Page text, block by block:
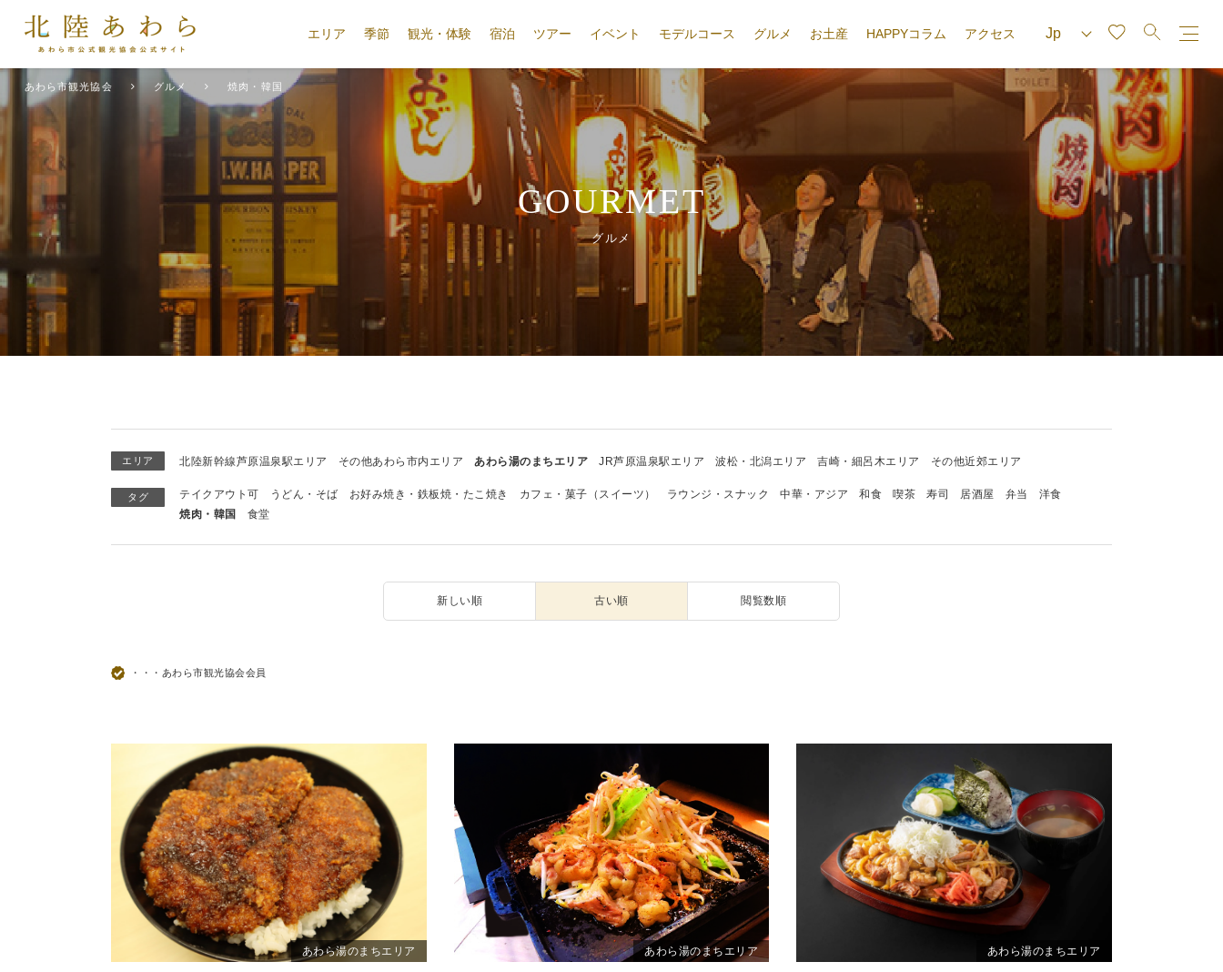
エリア 季節 観光・体験 宿泊 ツアー イベント モデルコース グルメ お土産 HAPPYコラム アクセス
あわら市観光協会 グルメ 焼肉・韓国
GOURMET
グルメ
エリア 北陸新幹線芦原温泉駅エリア その他あわら市内エリア あわら湯のまちエリア JR芦原温泉駅エリア 波松・北潟エリア 吉崎・細呂木エリア その他近郊エリア
タグ テイクアウト可 うどん・そば お好み焼き・鉄板焼・たこ焼き カフェ・菓子（スイーツ） ラウンジ・スナック 中華・アジア 和食 喫茶 寿司 居酒屋 弁当
洋食
焼肉・韓国
食堂
新しい順 古い順 閲覧数順
・・・あわら市観光協会会員
あわら湯のまちエリア あわら湯のまちエリア あわら湯のまちエリア